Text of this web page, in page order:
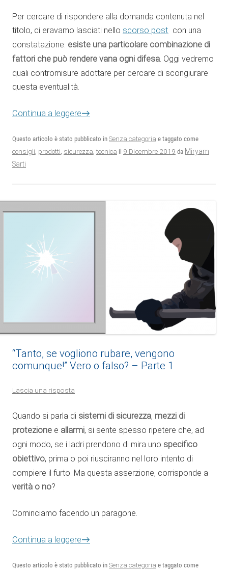
Per cercare di rispondere alla domanda contenuta nel
titolo, ci eravamo lasciati nello scorso post con una
constatazione: esiste una particolare combinazione di
fattori che può rendere vana ogni difesa. Oggi vedremo
quali contromisure adottare per cercare di scongiurare
questa eventualità.
Continua a leggere→
Questo articolo è stato pubblicato in Senza categoria e taggato come
consigli, prodotti, sicurezza, tecnica il 9 Dicembre 2019 da Miryam
Sarti
“Tanto, se vogliono rubare, vengono
comunque!” Vero o falso? – Parte 1
Lascia una risposta
Quando si parla di sistemi di sicurezza, mezzi di
protezione e allarmi, si sente spesso ripetere che, ad
ogni modo, se i ladri prendono di mira uno specifico
obiettivo, prima o poi riusciranno nel loro intento di
compiere il furto. Ma questa asserzione, corrisponde a
verità o no?
Cominciamo facendo un paragone.
Continua a leggere→
Questo articolo è stato pubblicato in Senza categoria e taggato come